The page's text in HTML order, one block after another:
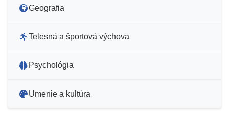
Geografia
Telesná a športová výchova
Psychológia
Umenie a kultúra